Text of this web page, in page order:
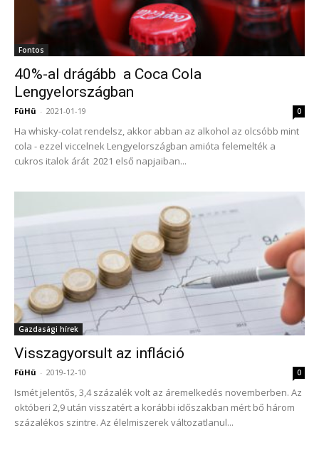
Fontos
40%-al drágább a Coca Cola
Lengyelországban
FüHü - 2021-01-19 0
Ha whisky-colat rendelsz, akkor abban az alkohol az olcsóbb mint
cola - ezzel viccelnek Lengyelországban amióta felemelték a
cukros italok árát 2021 első napjaiban...
Gazdasági hírek
Visszagyorsult az infláció
FüHü - 2019-12-10 0
Ismét jelentős, 3,4 százalék volt az áremelkedés novemberben. Az
októberi 2,9 után visszatért a korábbi időszakban mért bő három
százalékos szintre. Az élelmiszerek változatlanul...